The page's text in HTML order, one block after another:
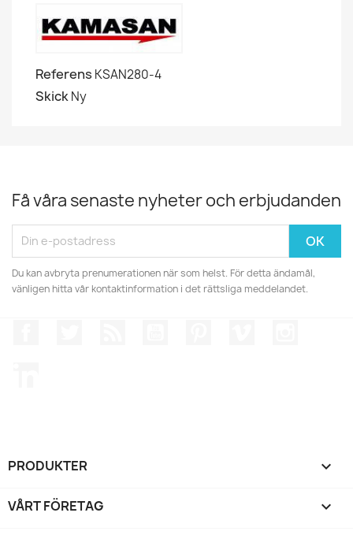
Referens KSAN280-4
SkickNy
Få våra senaste nyheter och erbjudanden
Du kan avbryta prenumerationen när som helst. För detta ändamål,
vänligen hitta vår kontaktinformation i det rättsliga meddelandet.
PRODUKTER 
VÅRT FÖRETAG 